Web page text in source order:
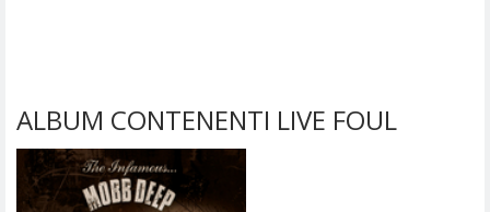
ALBUM CONTENENTI LIVE FOUL